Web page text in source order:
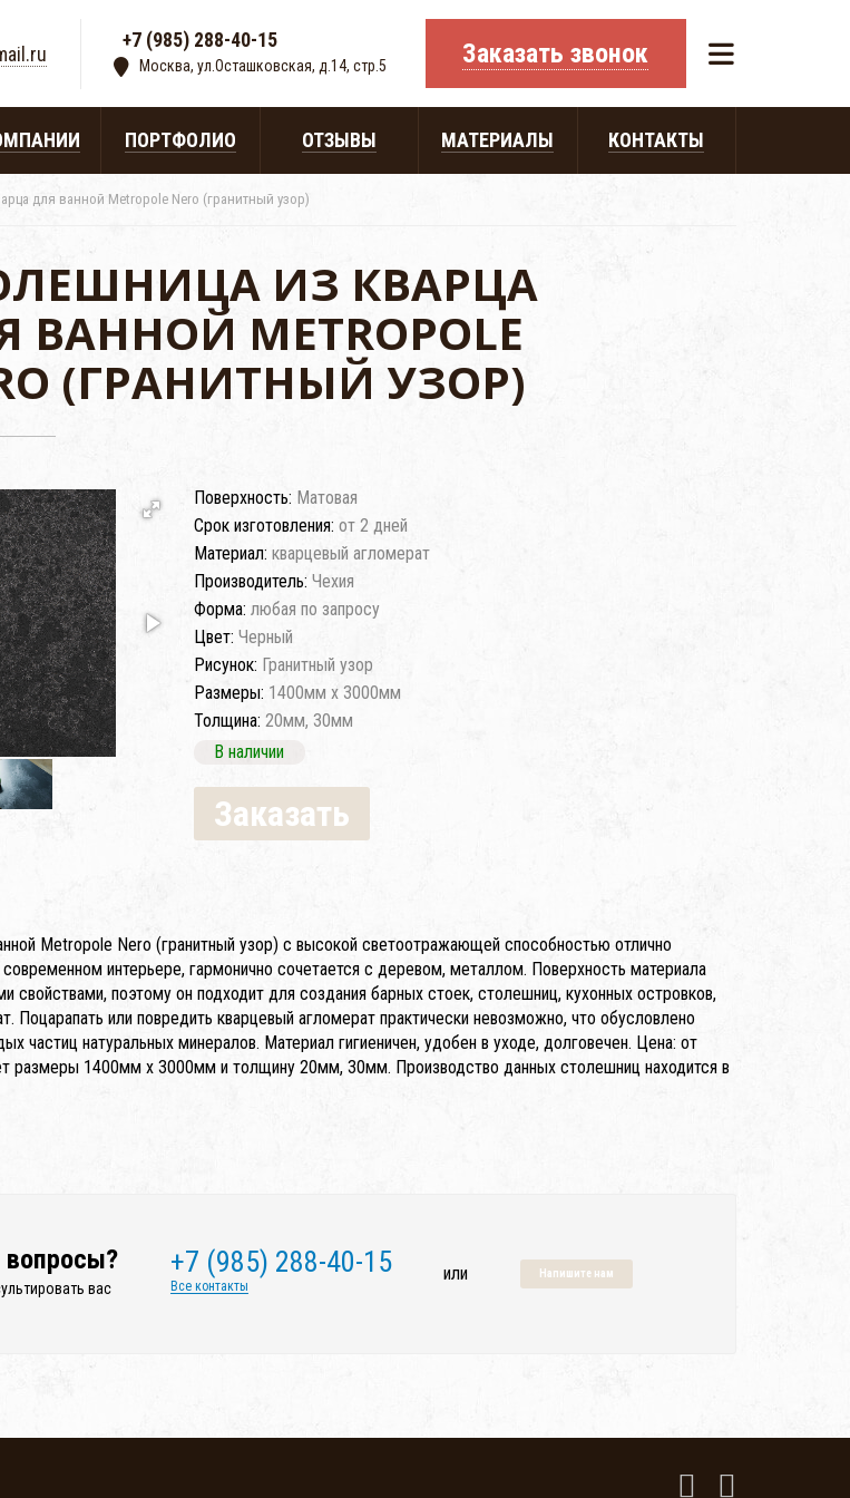
|+7 (985) 288-40-15
Москва, ул.Осташковская, д.14, стр.5 Заказать звонок
ПОРТФОЛИО ОТЗЫВЫ МАТЕРИАЛЫ КОНТАКТЫ
для ванной Metropole Nero (гранитный узор)
ИЗ КВАРЦА
ВАННОЙ METROPOLE
(ГРАНИТНЫЙ УЗОР)
Поверхность: Матовая
Срок изготовления: от 2 дней
Материал: кварцевый агломерат
Производитель: Чехия
Форма: любая по запросу
Цвет: Черный
Рисунок: Гранитный узор
Размеры: 1400мм x 3000мм
Толщина: 20мм, 30мм
В наличии
Заказать
Metropole Nero (гранитный узор) с высокой светоотражающей способностью отлично
интерьере, гармонично сочетается с деревом, металлом. Поверхность материала
свойствами, поэтому он подходит для создания барных стоек, столешниц, кухонных островков,
Поцарапать или повредить кварцевый агломерат практически невозможно, что обусловлено
частиц натуральных минералов. Материал гигиеничен, удобен в уходе, долговечен. Цена: от
размеры 1400мм x 3000мм и толщину 20мм, 30мм. Производство данных столешниц находится в
вопросы?
вас
+7 (985) 288-40-15
Все контакты
или Напишите нам